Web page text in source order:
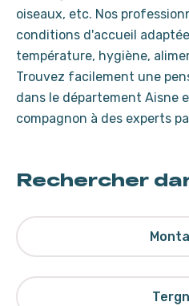
oiseaux, etc. Nos
conditions d'accueil
température, hygiène,
Trouvez facilement une
dans le département Aisne
compagnon à des experts
Rechercher